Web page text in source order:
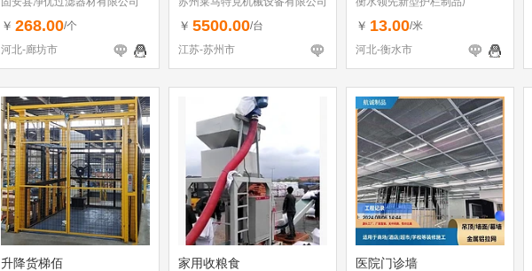
￥ 268.00/个
河北-廊坊市
￥ 5500.00/台
江苏-苏州市
￥ 13.00/米
河北-衡水市
升降货梯佰 家用收粮食 医院门诊墙